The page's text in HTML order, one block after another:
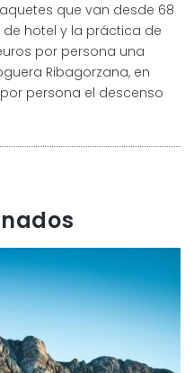
que van desde 68
hotel y la práctica de
por persona una
Ribagorzana, en
persona el descenso